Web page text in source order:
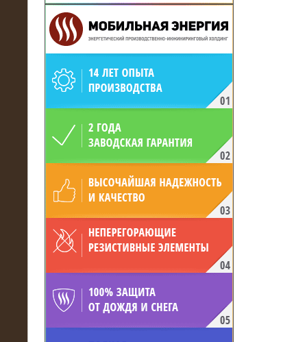
произведён высоковольтный
нагрузочный комплекс 24 МВт с
напряжением 6/10 кВ
15.04.2017
Нагрузочный комплекс 16 МВт с